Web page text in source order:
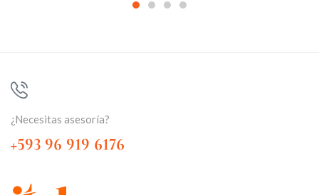
¿Necesitas asesoría?
+593 96 919 6176